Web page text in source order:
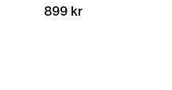
899 kr